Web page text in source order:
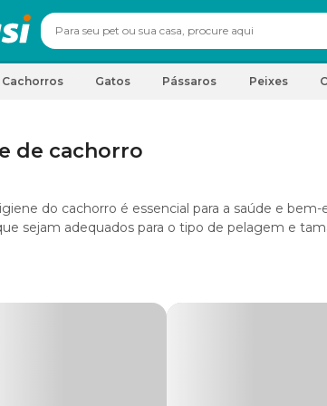
Cachorros Gatos Pássaros Peixes
de cachorro
do cachorro é essencial para a saúde e
sejam adequados para o tipo de pelagem e
você encontra uma ampla variedade de